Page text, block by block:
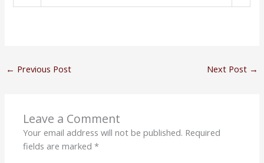
← Previous Post Next Post →
Leave a Comment
Your email address will not be published. Required
fields are marked*